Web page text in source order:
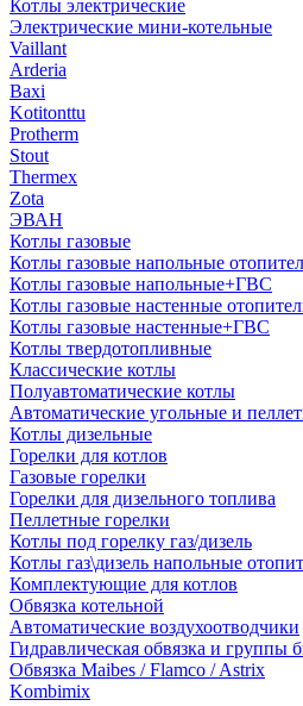
Котлы электрические
Электрические мини-котельные
Vaillant
Arderia
Baxi
Kotitonttu
Protherm
Stout
Thermex
Zota
ЭВАН
Котлы газовые
Котлы газовые напольные
Котлы газовые напольные+ГВС
Котлы газовые настенные
Котлы газовые настенные+ГВС
Котлы твердотопливные
Классические котлы
Полуавтоматические котлы
Автоматические угольные и
Котлы дизельные
Горелки для котлов
Газовые горелки
Горелки для дизельного топлива
Пеллетные горелки
Котлы под горелку газ/дизель
Котлы газ\дизель напольные
Комплектующие для котлов
Обвязка котельной
Автоматические воздухоотводчики
Гидравлическая обвязка и группы
Обвязка Maibes / Flamco / Astrix
Kombimix